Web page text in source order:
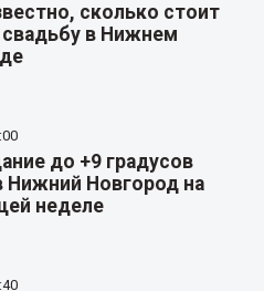
сколько стоит
свадьбу в Нижнем
до +9 градусов
Нижний Новгород на
неделе